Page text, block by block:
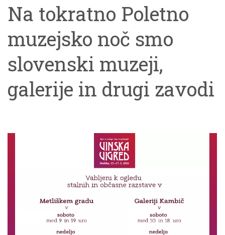
Na tokratno Poletno
muzejsko noč smo
slovenski muzeji,
galerije in drugi zavodi
dogodkov in hvala, da
ste za obisk izbrali tudi
naše.Uvod v večer je
bil sprehod skozi